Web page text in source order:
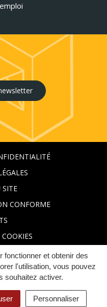
fonctionner et obtenir des
l'utilisation, vous pouvez
souhaitez activer.
Personnaliser
CONFORME